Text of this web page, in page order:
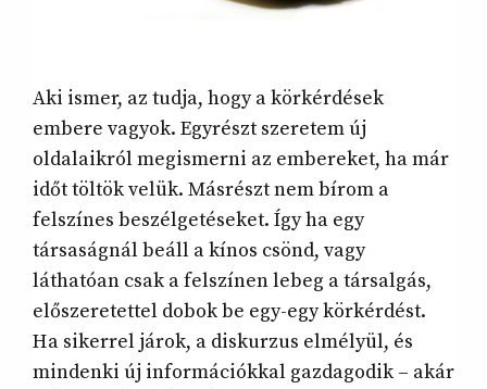
Aki ismer, az tudja, hogy a körkérdések
embere vagyok. Egyrészt szeretem új
oldalaikról megismerni az embereket, ha már
időt töltök velük. Másrészt nem bírom a
felszínes beszélgetéseket. Így ha egy
társaságnál beáll a kínos csönd, vagy
láthatóan csak a felszínen lebeg a társalgás,
előszeretettel dobok be egy-egy körkérdést.
Ha sikerrel járok, a diskurzus elmélyül, és
mindenki új információkkal gazdagodik – akár